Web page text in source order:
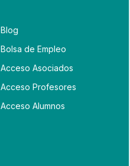
Blog
Bolsa de Empleo
Acceso Asociados
Acceso Profesores
Acceso Alumnos